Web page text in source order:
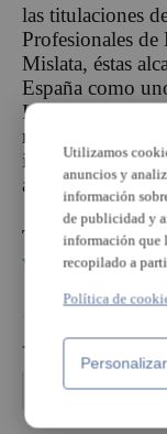
las titulaciones
Profesionales de
Mislata, éstas
España como
Innovación
metodología
invitados a
actividades por
Toda la
TEMAS
Alejandro Galarza
Utilizamos
anuncios y
información
de publicidad y
información que
recopilado a
Política de
Personalizar